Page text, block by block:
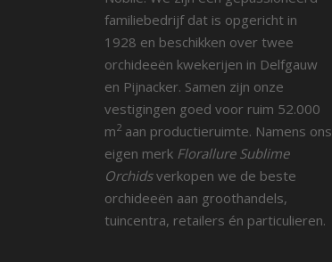
familiebedrijf dat is opgericht in
1928 en beschikken over twee
orchideeën kwekerijen in Delfgauw
en Pijnacker. Samen zijn onze
vestigingen goed voor ruim 52.000
m2 aan productieruimte. Namens ons
eigen merk Florallure Sublime
Orchidsverkopen we de beste
orchideeën aan groothandels,
tuincentra, retailers én particulieren.